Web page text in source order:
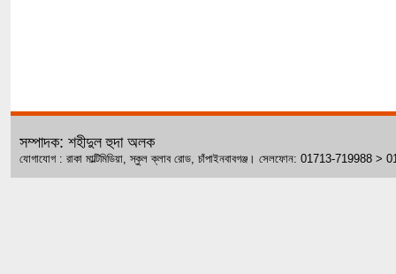
সম্পাদক: শহীদুল হুদা অলক
যোগাযোগ : রাকা মাল্টিমিডিয়া, স্কুল ক্লাব রোড, চাঁপাইনবাবগঞ্জ। সেলফোন: 01713-